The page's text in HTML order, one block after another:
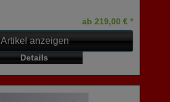
ab 219,00 € *
Artikel anzeigen
Details